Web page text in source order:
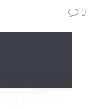
0